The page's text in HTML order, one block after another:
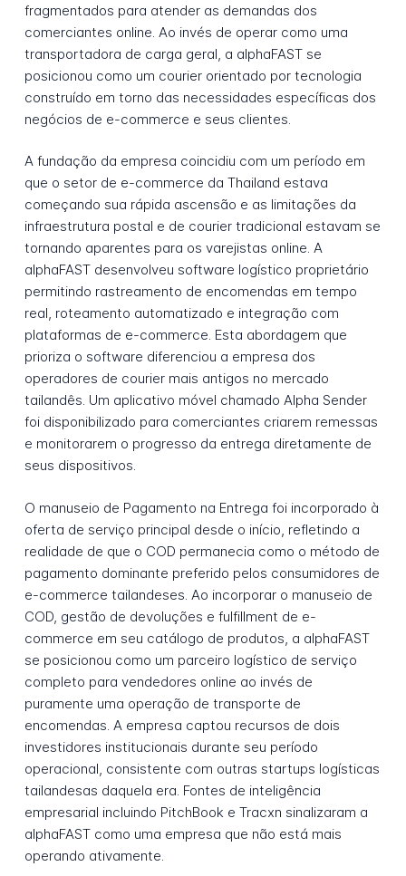
fragmentados para atender as demandas dos
comerciantes online. Ao invés de operar como uma
transportadora de carga geral, a alphaFAST se
posicionou como um courier orientado por tecnologia
construído em torno das necessidades específicas dos
negócios de e-commerce e seus clientes.
A fundação da empresa coincidiu com um período em
que o setor de e-commerce da Thailand estava
começando sua rápida ascensão e as limitações da
infraestrutura postal e de courier tradicional estavam se
tornando aparentes para os varejistas online. A
alphaFAST desenvolveu software logístico proprietário
permitindo rastreamento de encomendas em tempo
real, roteamento automatizado e integração com
plataformas de e-commerce. Esta abordagem que
prioriza o software diferenciou a empresa dos
operadores de courier mais antigos no mercado
tailandês. Um aplicativo móvel chamado Alpha Sender
foi disponibilizado para comerciantes criarem remessas
e monitorarem o progresso da entrega diretamente de
seus dispositivos.
O manuseio de Pagamento na Entrega foi incorporado à
oferta de serviço principal desde o início, refletindo a
realidade de que o COD permanecia como o método de
pagamento dominante preferido pelos consumidores de
e-commerce tailandeses. Ao incorporar o manuseio de
COD, gestão de devoluções e fulfillment de e-
commerce em seu catálogo de produtos, a alphaFAST
se posicionou como um parceiro logístico de serviço
completo para vendedores online ao invés de
puramente uma operação de transporte de
encomendas. A empresa captou recursos de dois
investidores institucionais durante seu período
operacional, consistente com outras startups logísticas
tailandesas daquela era. Fontes de inteligência
empresarial incluindo PitchBook e Tracxn sinalizaram a
alphaFAST como uma empresa que não está mais
operando ativamente.